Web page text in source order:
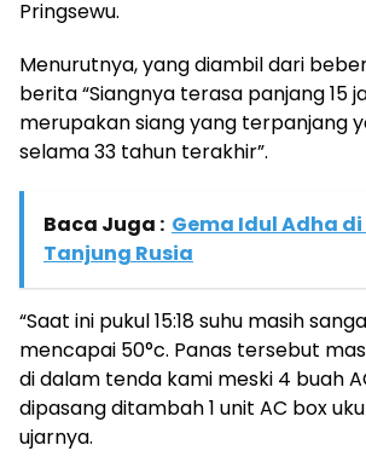
Pringsewu.
Menurutnya, yang diambil dari
berita “Siangnya terasa panjang 15
merupakan siang yang terpanjang
selama 33 tahun terakhir”.
Baca Juga : Gema Idul Adha di
Tanjung Rusia
“Saat ini pukul 15:18 suhu masih
mencapai 50°c. Panas tersebut
di dalam tenda kami meski 4 buah
dipasang ditambah 1 unit AC box
ujarnya.